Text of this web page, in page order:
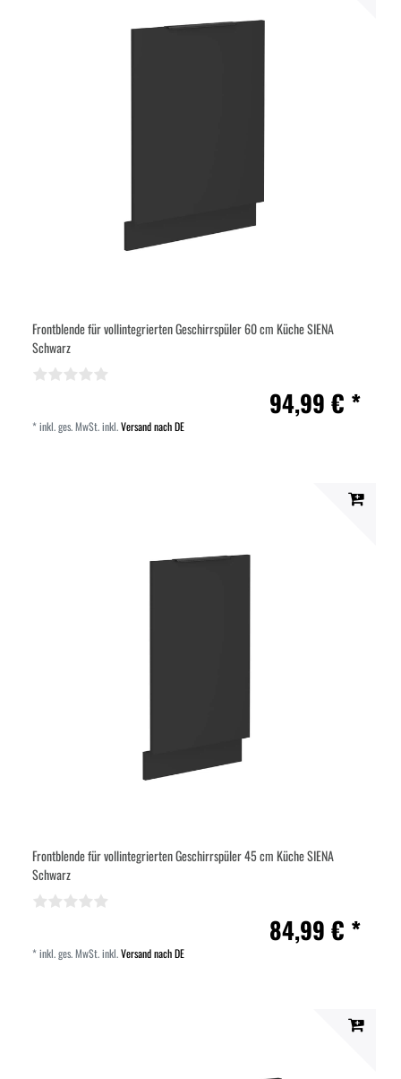
Frontblende für vollintegrierten Geschirrspüler 60 cm Küche SIENA
Schwarz
94,99 € *
*inkl. ges. MwSt.inkl.Versand nach DE
Frontblende für vollintegrierten Geschirrspüler 45 cm Küche SIENA
Schwarz
84,99 € *
*inkl. ges. MwSt.inkl.Versand nach DE